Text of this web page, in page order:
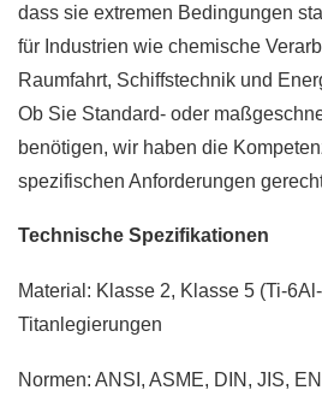
dass sie extremen Bedingungen
für Industrien wie chemische
Raumfahrt, Schiffstechnik und
Ob Sie Standard- oder
benötigen, wir haben die
spezifischen Anforderungen
Technische Spezifikationen
Material: Klasse 2, Klasse 5 (Ti-
Titanlegierungen
Normen: ANSI, ASME, DIN, JIS, EN